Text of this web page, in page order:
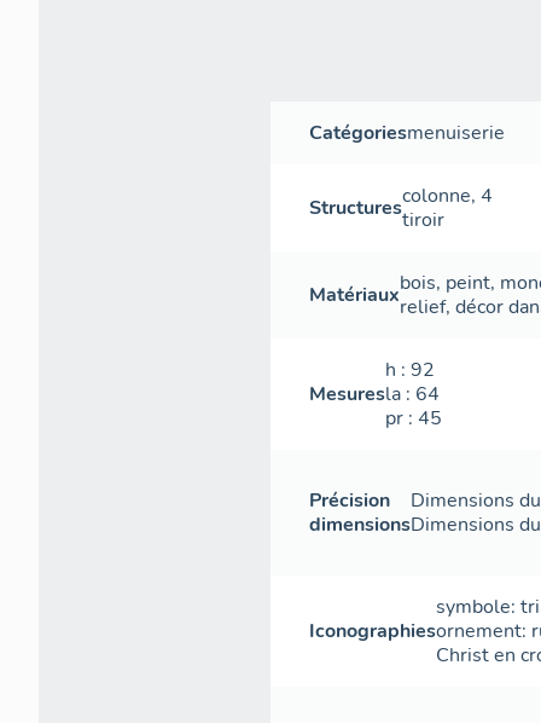
Catégoriesmenuiserie
Structurescolonne, 4
tiroir
Matériauxbois, peint,
relief, décor
Mesures
h : 92
la : 64
pr : 45
Précision
dimensions
Dimensions
Dimensions
Iconographies
symbole:
ornement:
Christ en